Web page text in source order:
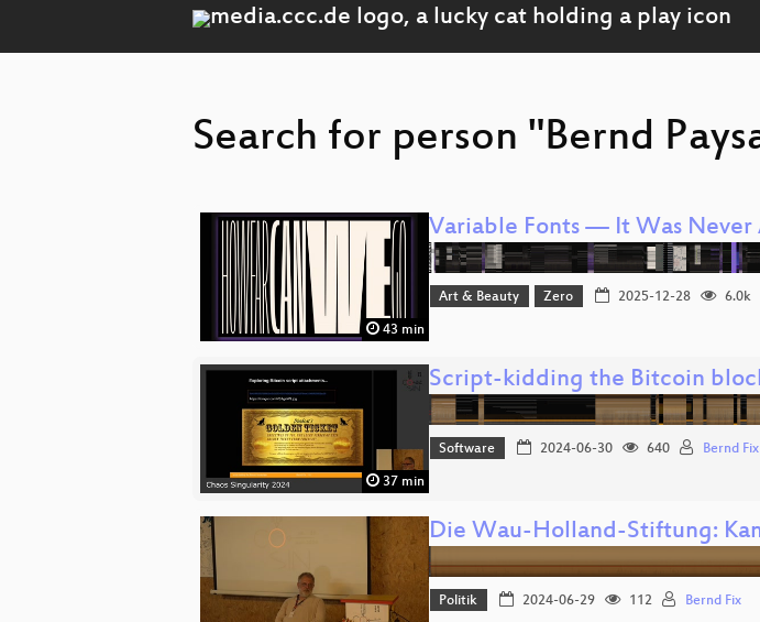
Search for person "Bernd
43 min
Variable Fonts — It Was Never
Art & Beauty Zero 2025-12-28 6.0k
37 min
Script-kidding the Bitcoin
Software 2024-06-30 640 Bernd Fix
Die Wau-Holland-Stiftung:
Politik 2024-06-29 112 Bernd Fix